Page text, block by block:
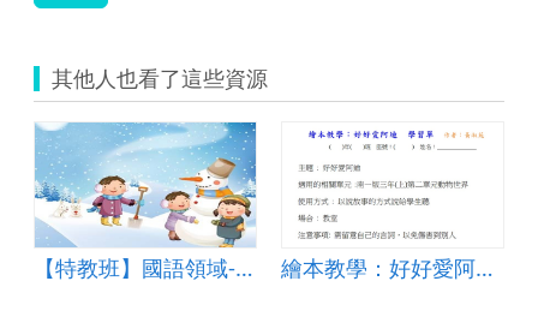
其他人也看了這些資源
【特教班】國語領域-冷冷的冬天 繪本教學：好好愛阿迪 學習單 作者：黃淑苑